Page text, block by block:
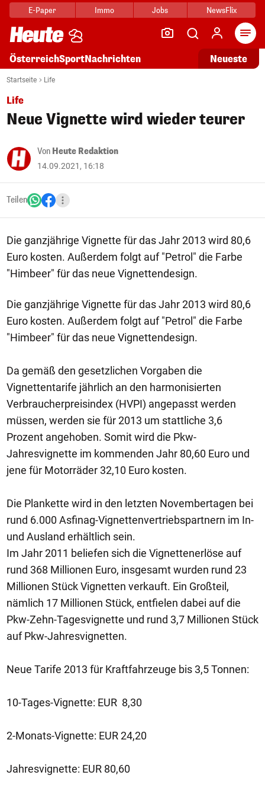
E-Paper Immo Jobs NewsFlix
ÖsterreichSportNachrichten Neueste
Startseite Life
Life
Neue Vignette wird wieder teurer
Von Heute Redaktion
14.09.2021, 16:18
Teilen
Die ganzjährige Vignette für das Jahr 2013 wird 80,6
Euro kosten. Außerdem folgt auf "Petrol" die Farbe
"Himbeer" für das neue Vignettendesign.
Die ganzjährige Vignette für das Jahr 2013 wird 80,6
Euro kosten. Außerdem folgt auf "Petrol" die Farbe
"Himbeer" für das neue Vignettendesign.
Da gemäß den gesetzlichen Vorgaben die
Vignettentarife jährlich an den harmonisierten
Verbraucherpreisindex (HVPI) angepasst werden
müssen, werden sie für 2013 um stattliche 3,6
Prozent angehoben. Somit wird die Pkw-
Jahresvignette im kommenden Jahr 80,60 Euro und
jene für Motorräder 32,10 Euro kosten.
Die Plankette wird in den letzten Novembertagen bei
rund 6.000 Asfinag-Vignettenvertriebspartnern im In-
und Ausland erhältlich sein.
Im Jahr 2011 beliefen sich die Vignettenerlöse auf
rund 368 Millionen Euro, insgesamt wurden rund 23
Millionen Stück Vignetten verkauft. Ein Großteil,
nämlich 17 Millionen Stück, entfielen dabei auf die
Pkw-Zehn-Tagesvignette und rund 3,7 Millionen Stück
auf Pkw-Jahresvignetten.
Neue Tarife 2013 für Kraftfahrzeuge bis 3,5 Tonnen:
10-Tages-Vignette: EUR 8,30
2-Monats-Vignette: EUR 24,20
Jahresvignette: EUR 80,60